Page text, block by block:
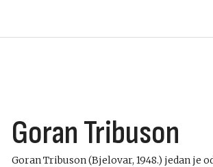
Goran Tribuson
Goran Tribuson (Bjelovar, 1948.) jedan